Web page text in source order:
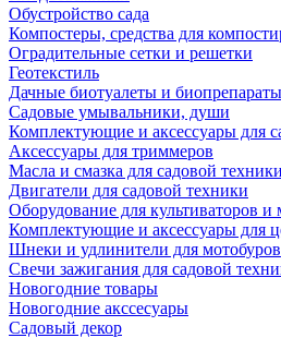
Обустройство сада
Компостеры, средства для
Оградительные сетки и решетки
Геотекстиль
Дачные биотуалеты и биопрепараты
Садовые умывальники, души
Комплектующие и аксессуары для
Аксессуары для триммеров
Масла и смазка для садовой техники
Двигатели для садовой техники
Оборудование для культиваторов и
Комплектующие и аксессуары для
Шнеки и удлинители для мотобуров
Свечи зажигания для садовой
Новогодние товары
Новогодние акссесуары
Садовый декор